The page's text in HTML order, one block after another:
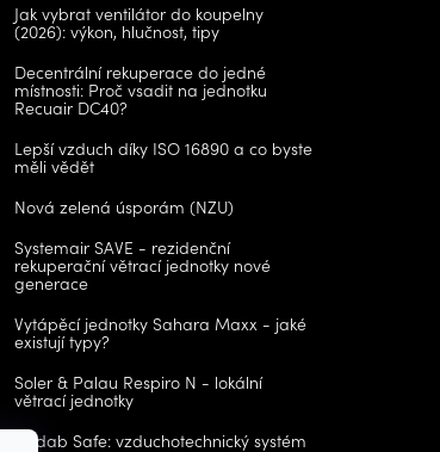
Jak vybrat ventilátor do koupelny
(2026): výkon, hlučnost, tipy
Decentrální rekuperace do jedné
místnosti: Proč vsadit na jednotku
Recuair DC40?
Lepší vzduch díky ISO 16890 a co byste
měli vědět
Nová zelená úsporám (NZU)
Systemair SAVE - rezidenční
rekuperační větrací jednotky nové
generace
Vytápěcí jednotky Sahara Maxx - jaké
existují typy?
Soler & Palau Respiro N - lokální
větrací jednotky
Lindab Safe: vzduchotechnický systém